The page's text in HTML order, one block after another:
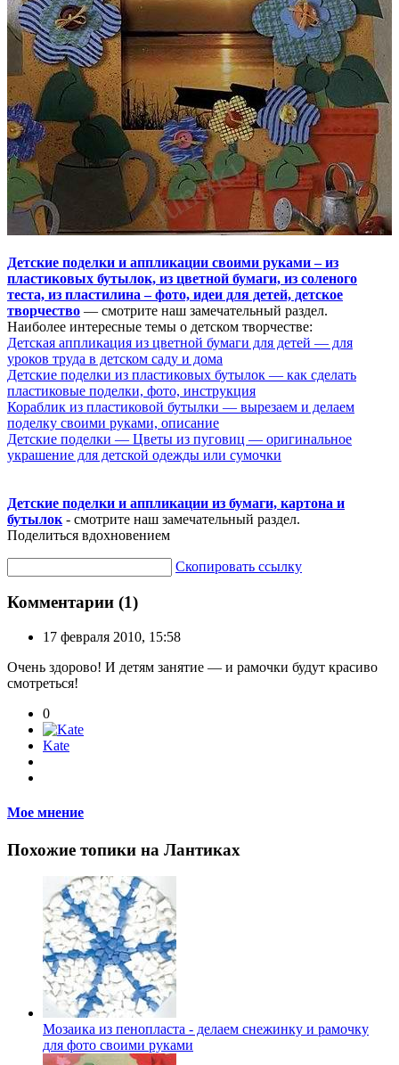
Детские поделки и аппликации своими руками – из
пластиковых бутылок, из цветной бумаги, из соленого
теста, из пластилина – фото, идеи для детей, детское
творчество — смотрите наш замечательный раздел.
Наиболее интересные темы о детском творчестве:
Детская аппликация из цветной бумаги для детей — для
уроков труда в детском саду и дома
Детские поделки из пластиковых бутылок — как сделать
пластиковые поделки, фото, инструкция
Кораблик из пластиковой бутылки — вырезаем и делаем
поделку своими руками, описание
Детские поделки — Цветы из пуговиц — оригинальное
украшение для детской одежды или сумочки
Детские поделки и аппликации из бумаги, картона и
бутылок - смотрите наш замечательный раздел.
Поделиться вдохновением
Скопировать ссылку
Комментарии (1)
17 февраля 2010, 15:58
Очень здорово! И детям занятие — и рамочки будут красиво
смотреться!
0
Kate
Мое мнение
Похожие топики на Лантиках
Мозаика из пенопласта - делаем снежинку и рамочку
для фото своими руками